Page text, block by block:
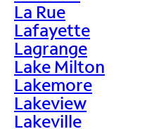
La Rue
Lafayette
Lagrange
Lake Milton
Lakemore
Lakeview
Lakeville